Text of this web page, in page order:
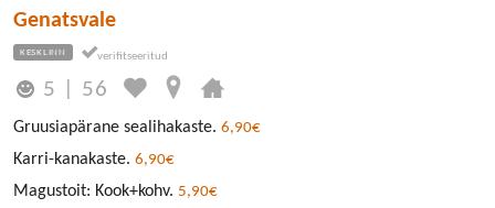
Genatsvale
KESKLINN
5 56
Gruusiapärane sealihakaste. 6,90€
Karri-kanakaste. 6,90€
Magustoit: Kook+kohv. 5,90€